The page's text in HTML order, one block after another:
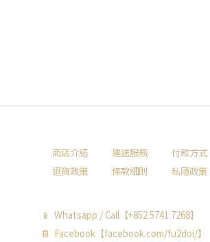
商店介紹 運送服務
付款方式
退貨政策
條款細則 私隱政策
📱 Whatsapp / Call【+852 5741 7268】
📔 Facebook【facebook.com/fu2doi/】